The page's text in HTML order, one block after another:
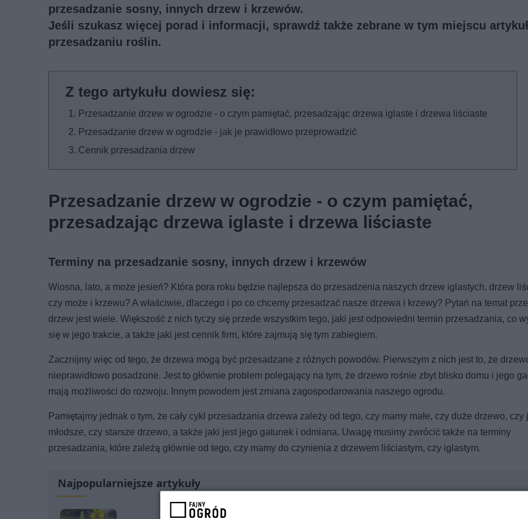
przesadzanie sosny, innych drzew i krzewów.
Jeśli szukasz więcej porad i informacji, sprawdź także zebrane w tym miejscu
przesadzaniu roślin.
Przesadzanie drzew w ogrodzie - o czym pamiętać, przesadzając drzewa iglaste i drzewa liściaste
Przesadzanie drzew w ogrodzie - jak je prawidłowo przeprowadzić
Cennik przesadzania drzew
Przesadzanie drzew w ogrodzie - o czym pamiętać,
przesadzając drzewa iglaste i drzewa liściaste
Terminy na przesadzanie sosny, innych drzew i krzewów
Wiosna, lato, a może jesień? Która pora roku będzie najlepsza do przesadzenia naszych drzew iglastych, drzew
czy może i krzewu? A właściwie, dlaczego i po co chcemy przesadzać nasze drzewa i krzewy? Pytań na temat
drzew jest wiele. Większość z nich tyczy się przede wszystkim tego, jaki jest odpowiedni termin przesadzania, co
się w jego trakcie, a także jaki jest cennik firm, które zajmują się tym zabiegiem.
Zacznijmy więc od tego, że drzewa mogą być przesadzane z różnych powodów. Pierwszym z nich jest to, że
nieprawidłowo posadzone. Jest to głównie problem polegający na tym, że drzewo rośnie zbyt blisko domu i jego
mają możliwości do rozwoju. Innym powodem jest zmiana zagospodarowania naszego ogrodu.
Pamiętajmy jednak o tym, że cały cykl przesadzania drzewa zależy od tego, czy mamy małe, czy duże drzewo, czy
młodsze, czy starsze drzewo, a także jaki jest jego gatunek i odmiana. Uwagę musimy zwrócić także na terminy
przesadzania, które zależą głównie od tego, czy mamy do czynienia z drzewem liściastym, czy iglastym.
Najpopularniejsze artykuły